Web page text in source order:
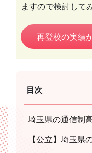
ますので検討して
再登校の実績
目次
埼玉県の通信制
【公立】埼玉県